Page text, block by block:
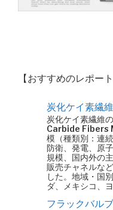
【おすすめのレポート
炭化ケイ素繊
炭化ケイ素繊維
Carbide Fibers
模（種類別：連
防衛、発電、原
規模、国内外の
販売チャネルな
した。地域・国
ダ、メキシコ、
フラックバル